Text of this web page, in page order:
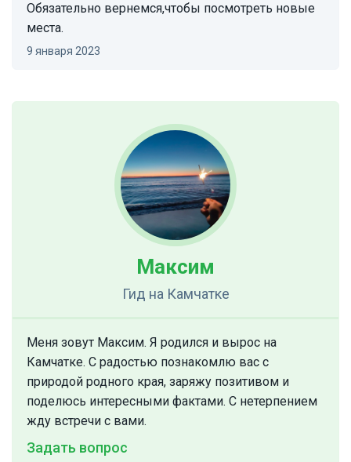
Обязательно вернемся,чтобы посмотреть новые
места.
9 января 2023
Максим
Гид на Камчатке
Меня зовут Максим. Я родился и вырос на
Камчатке. С радостью познакомлю вас с
природой родного края, заряжу позитивом и
поделюсь интересными фактами. С нетерпением
жду встречи с вами.
Задать вопрос